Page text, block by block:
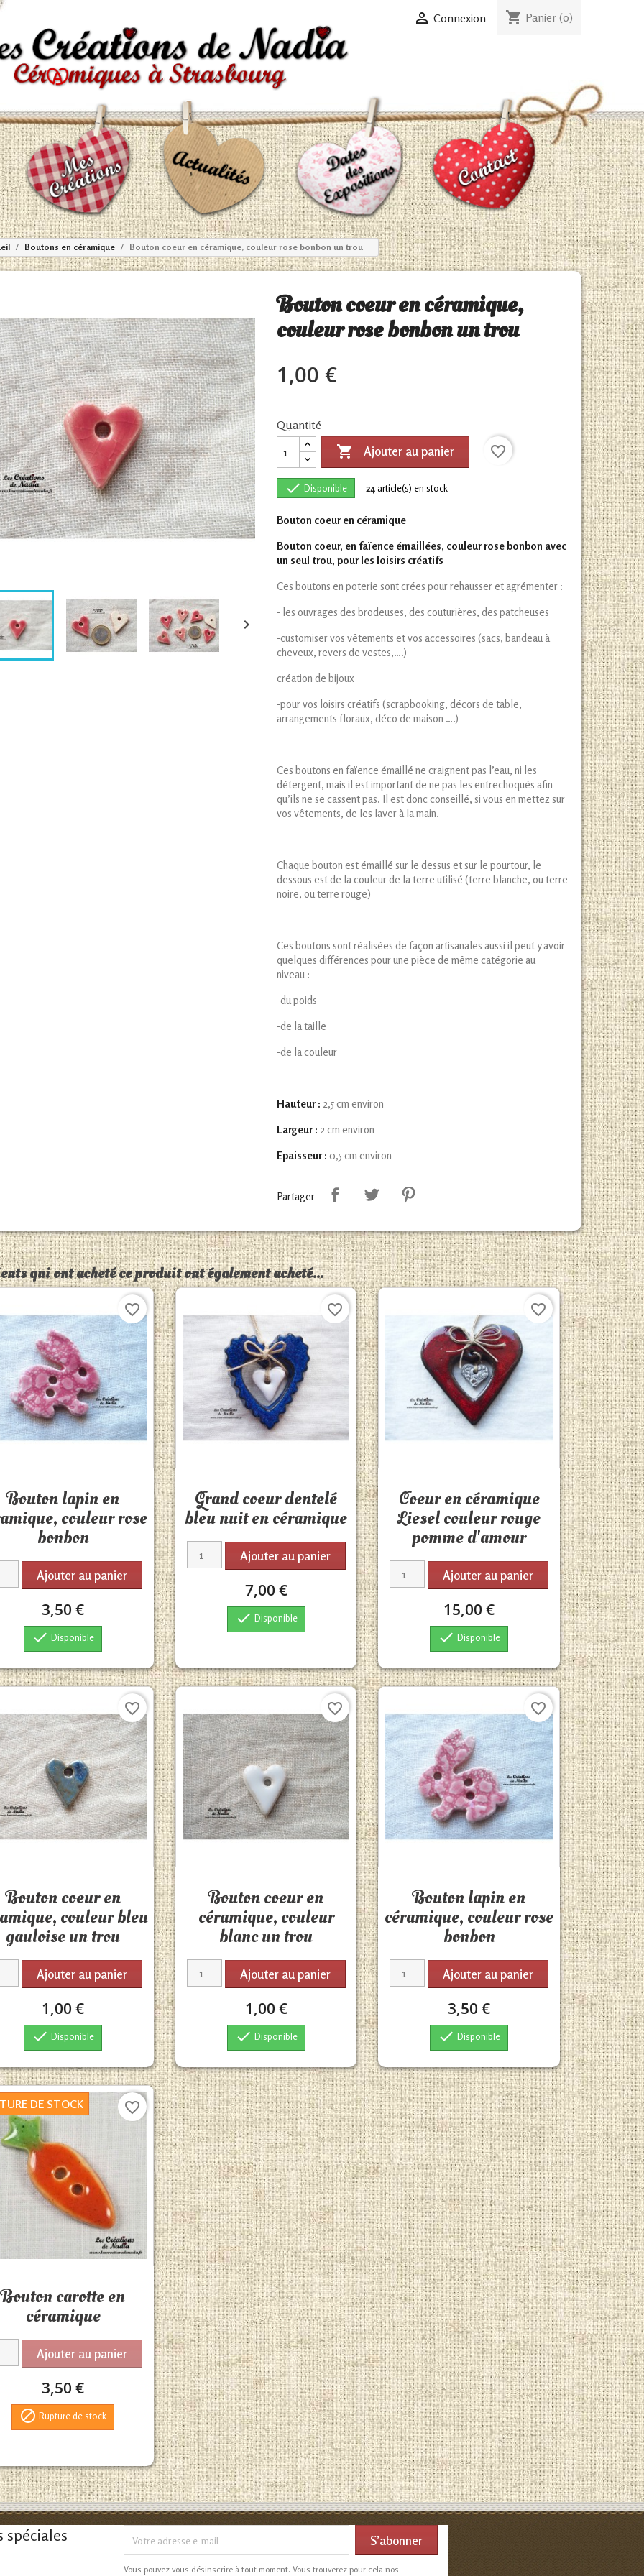
 Connexion shopping_cart Panier (0)
Boutons en céramique Bouton coeur en céramique, couleur rose bonbon un trou

Bouton coeur en céramique,
couleur rose bonbon un trou
1,00 €
Quantité
 Ajouter au panier favorite_border
 Disponible 24article(s) en stock
Bouton coeur en céramique
Bouton coeur, en faïence émaillées, couleur rose bonbon avec
un seul trou, pour les loisirs créatifs
Ces boutons en poterie sont crées pour rehausser et agrémenter :
- les ouvrages des brodeuses, des couturières, des patcheuses
-customiser vos vêtements et vos accessoires (sacs, bandeau à
cheveux, revers de vestes,….)
création de bijoux
-pour vos loisirs créatifs (scrapbooking, décors de table,
arrangements floraux, déco de maison ….)
Ces boutons en faïence émaillé ne craignent pas l’eau, ni les
détergent, mais il est important de ne pas les entrechoqués afin
qu’ils ne se cassent pas. Il est donc conseillé, si vous en mettez sur
vos vêtements, de les laver à la main.
Chaque bouton est émaillé sur le dessus et sur le pourtour, le
dessous est de la couleur de la terre utilisé (terre blanche, ou terre
noire, ou terre rouge)
Ces boutons sont réalisées de façon artisanales aussi il peut y avoir
quelques différences pour une pièce de même catégorie au
niveau :
-du poids
-de la taille
-de la couleur
Hauteur : 2,5 cm environ
Largeur : 2 cm environ
Epaisseur : 0,5 cm environ
Partager
qui ont acheté ce produit ont également acheté...
Bouton lapin en
couleur rose
bonbon
Ajouter au panier
3,50 €
 Disponible
favorite_border
Grand coeur dentelé
bleu nuit en céramique
Ajouter au panier
7,00 €
 Disponible
favorite_border
Coeur en céramique
Liesel couleur rouge
pomme d'amour
Ajouter au panier
15,00 €
 Disponible
favorite_border
Bouton coeur en
couleur bleu
gauloise un trou
Ajouter au panier
1,00 €
 Disponible
favorite_border
Bouton coeur en
céramique, couleur
blanc un trou
Ajouter au panier
1,00 €
 Disponible
favorite_border
Bouton lapin en
céramique, couleur rose
bonbon
Ajouter au panier
3,50 €
 Disponible
favorite_border
Bouton carotte en
céramique
Ajouter au panier
3,50 €
 Rupture de stock
DE STOCK favorite_border
spéciales
Vous pouvez vous désinscrire à tout moment. Vous trouverez pour cela nos